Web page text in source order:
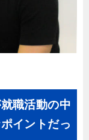
職活動の中
イントだっ